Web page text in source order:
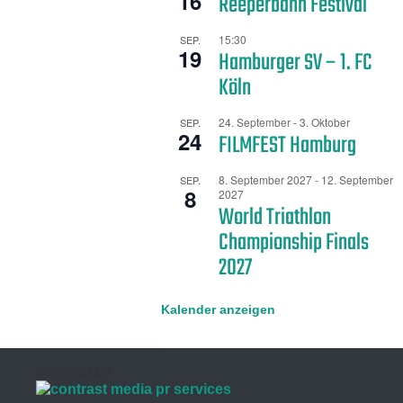
SEP.
19
15:30
Hamburger SV – 1. FC
Köln
SEP.
24
24. September-3. Oktober
FILMFEST Hamburg
SEP.
8
8. September 2027- 12. September
2027
World Triathlon
Championship Finals
2027
Kalender anzeigen